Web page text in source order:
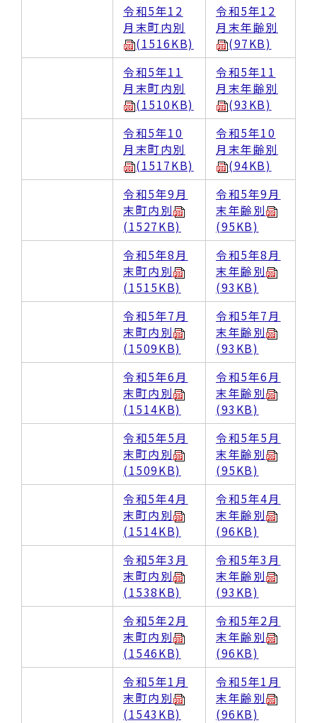
令和5年12
月末町内別
(1516KB)
令和5年12
月末年齢別
(97KB)
令和5年11
月末町内別
(1510KB)
令和5年11
月末年齢別
(93KB)
令和5年10
月末町内別
(1517KB)
令和5年10
月末年齢別
(94KB)
令和5年9月
末町内別
(1527KB)
令和5年9月
末年齢別
(95KB)
令和5年8月
末町内別
(1515KB)
令和5年8月
末年齢別
(93KB)
令和5年7月
末町内別
(1509KB)
令和5年7月
末年齢別
(93KB)
令和5年6月
末町内別
(1514KB)
令和5年6月
末年齢別
(93KB)
令和5年5月
末町内別
(1509KB)
令和5年5月
末年齢別
(95KB)
令和5年4月
末町内別
(1514KB)
令和5年4月
末年齢別
(96KB)
令和5年3月
末町内別
(1538KB)
令和5年3月
末年齢別
(93KB)
令和5年2月
末町内別
(1546KB)
令和5年2月
末年齢別
(96KB)
令和5年1月
末町内別
(1543KB)
令和5年1月
末年齢別
(96KB)